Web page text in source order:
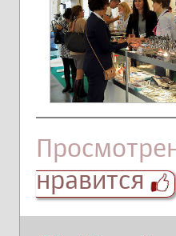
нравится